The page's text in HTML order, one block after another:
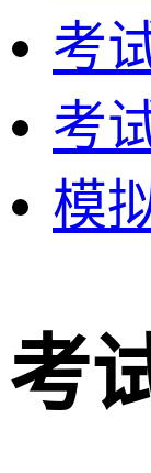
考
考
模
考